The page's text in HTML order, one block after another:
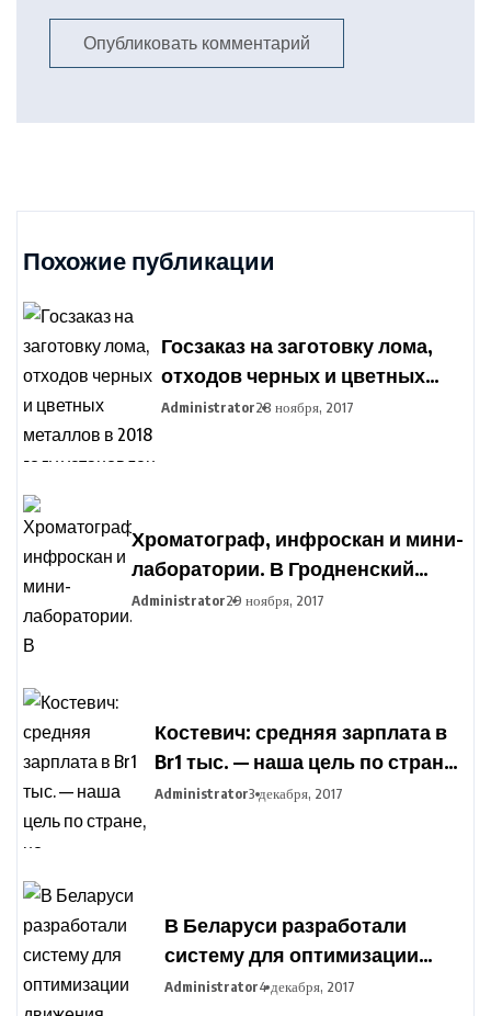
Похожие публикации
Госзаказ на заготовку лома,
отходов черных и цветных
металлов в 2018 году
Administrator28 ноября, 2017
Хроматограф, инфроскан и мини-
лаборатории. В Гродненский
агропромышленный парк
Administrator29 ноября, 2017
Костевич: средняя зарплата в
Br1 тыс. — наша цель по стране,
но дифференциация по
Administrator3 декабря, 2017
В Беларуси разработали
систему для оптимизации
движения транспорта во
Administrator4 декабря, 2017